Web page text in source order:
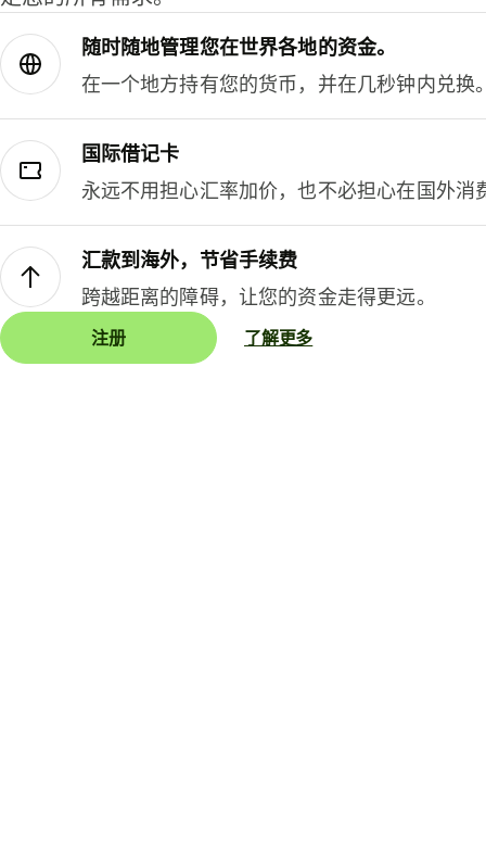
随时随地管理您在世界各地的资金。
在一个地方持有您的货币，并在几秒钟内兑换
国际借记卡
永远不用担心汇率加价，也不必担心在国外消
汇款到海外，节省手续费
跨越距离的障碍，让您的资金走得更远。
注册 了解更多